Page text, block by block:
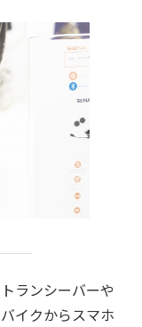
ランシーバーや
イクからスマホ